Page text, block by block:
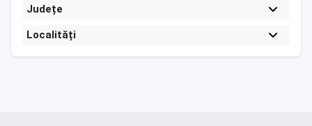
Județe
Localități